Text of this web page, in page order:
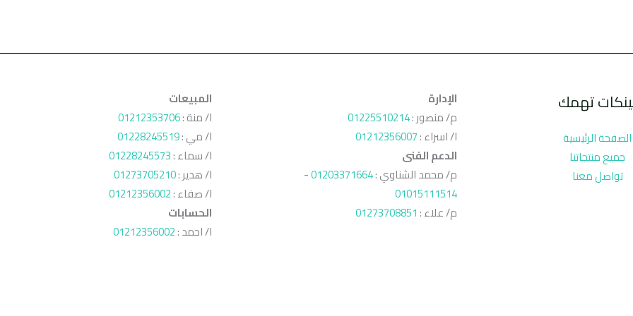
تهمك
الصفحة الرئيسية
جميع منتجاتنا
تواصل معنا
الإدارة
م/ منصور :01225510214
ا/ اسراء :01212356007
الدعم الفنى
م/ محمد الشناوي :01203371664
-
01015111514
م/ علاء :01273708851
المبيعات
ا/ منة :01212353706
ا/ مي :01228245519
ا/ سماء :01228245573
ا/ هدير :01273705210
ا/ صفاء :01212356002
الحسابات
ا/ احمد :01212356002